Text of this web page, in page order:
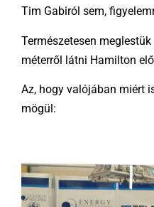
Tim Gabiról sem,
Természetesen
méterről látni Hamilton
Az, hogy valójában miért
mögül: